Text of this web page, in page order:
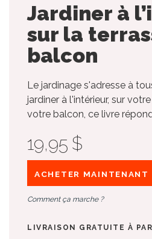
Jardiner à
sur la
balcon
Le jardinage s'adresse à
jardiner à l'intérieur, sur
votre balcon, ce livre
19,95 $
ACHETER MAINTENANT
Comment ça marche ?
LIVRAISON GRATUITE À